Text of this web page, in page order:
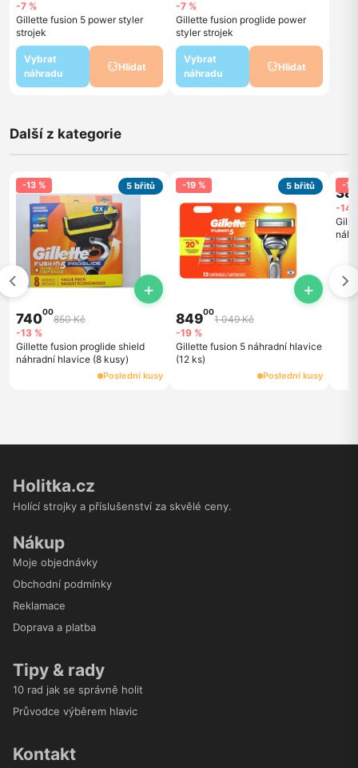
-7 %
Gillette fusion 5 power styler
strojek
Vybrat
náhradu
Hlídat
-7 %
Gillette fusion proglide power
styler strojek
Vybrat
náhradu
Hlídat
Další z kategorie
-13 % 5 břitů
+
74000
850 Kč
-13 %
Gillette fusion proglide shield
náhradní hlavice (8 kusy)
Poslední kusy
-19 % 5 břitů
+
84900
1 049 Kč
-19 %
Gillette fusion 5 náhradní hlavice
(12 ks)
Poslední kusy
-14
-14
Holitka.cz
Holící strojky a příslušenství za skvělé ceny.
Nákup
Moje objednávky
Obchodní podmínky
Reklamace
Doprava a platba
Tipy & rady
10 rad jak se správně holit
Průvodce výběrem hlavic
Kontakt